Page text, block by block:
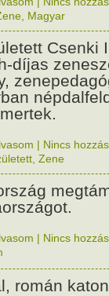
Magyar
Csenki
díjas
| Nincs
Zene
| Nincs
román